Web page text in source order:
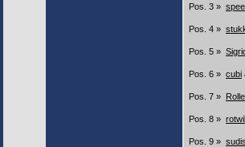
Pos. 3 »
Pos. 4 »
Pos. 5 »
Pos. 6 » cubi
Pos. 7 » Rolle
Pos. 8 »
Pos. 9 »